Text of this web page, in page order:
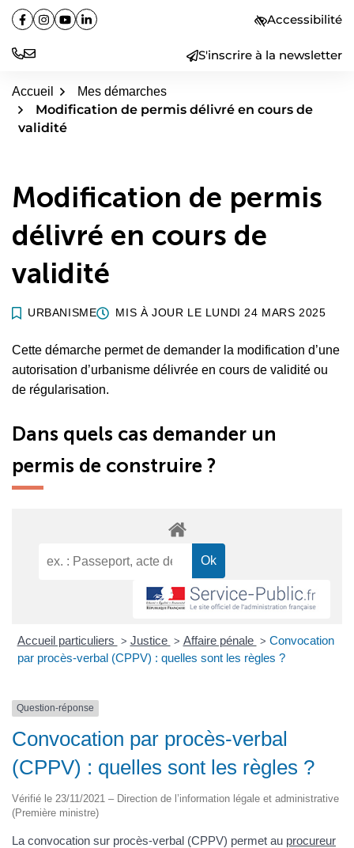
Aller
au
contenu
S'inscrire à la newsletter
Facebook
(ouverture dans un nouvel onglet)
Instagram
(ouverture dans un nouvel onglet)
YouTube
(ouverture dans un nouvel onglet)
Linkedin
(ouverture dans un nouvel onglet) Accessibilité
Accueil Mes démarches
Modification de permis délivré en cours de
validité
Modification de permis
délivré en cours de
validité
URBANISME MIS À JOUR LE LUNDI 24 MARS 2025
Cette démarche permet de demander la modification d’une
autorisation d’urbanisme délivrée en cours de validité ou
de régularisation.
Dans quels cas demander un
permis de construire ?
Accueil particuliers > Justice > Affaire pénale > Convocation
par procès-verbal (CPPV) : quelles sont les règles ?
Question-réponse
Convocation par procès-verbal
(CPPV) : quelles sont les règles ?
Vérifié le 23/11/2021 – Direction de l’information légale et administrative
(Première ministre)
La convocation sur procès-verbal (CPPV) permet au procureur